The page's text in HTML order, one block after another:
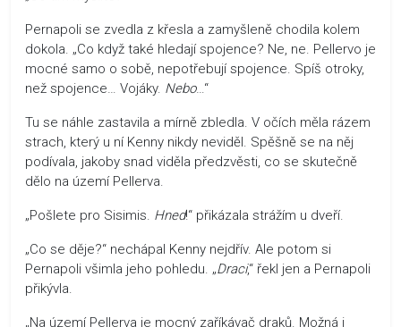
Pernapoli se zvedla z křesla a zamyšleně chodila kolem
dokola. „Co když také hledají spojence? Ne, ne. Pellervo je
mocné samo o sobě, nepotřebují spojence. Spíš otroky,
než spojence… Vojáky. Nebo…“
Tu se náhle zastavila a mírně zbledla. V očích měla rázem
strach, který u ní Kenny nikdy neviděl. Spěšně se na něj
podívala, jakoby snad viděla předzvěsti, co se skutečně
dělo na území Pellerva.
„Pošlete pro Sisimis. Hned!“ přikázala strážím u dveří.
„Co se děje?“ nechápal Kenny nejdřív. Ale potom si
Pernapoli všimla jeho pohledu. „Draci,“ řekl jen a Pernapoli
přikývla.
„Na území Pellerva je mocný zaříkávač draků. Možná i